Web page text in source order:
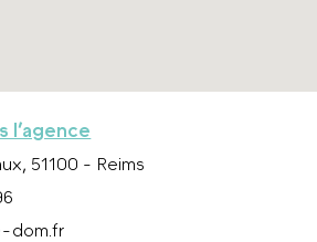
l’agence
51100 - Reims
dom.fr